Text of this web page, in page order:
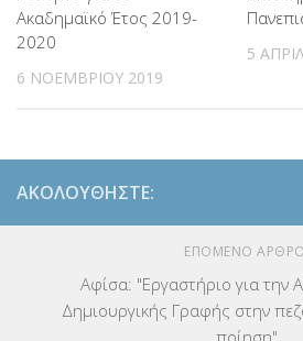
Ακαδημαϊκό Έτος 2019-
2020
6 ΝΟΕΜΒΡΊΟΥ 2019
5
ΑΚΟΛΟΥΘΉΣΤΕ:
ΕΠΌΜΕΝΟ ΆΡΘΡΟ
Αφίσα: "Εργαστήριο για την
Δημιουργικής Γραφής στην